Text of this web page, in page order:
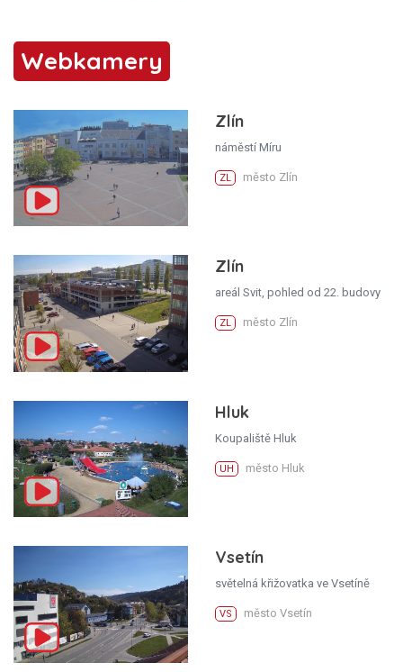
Webkamery
Zlín
náměstí Míru
ZL město Zlín
Zlín
areál Svit, pohled od 22. budovy
ZL město Zlín
Hluk
Koupaliště Hluk
UH město Hluk
Vsetín
světelná křižovatka ve Vsetíně
VS město Vsetín